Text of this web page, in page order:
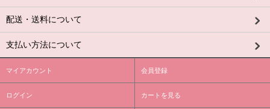
配送・送料について
支払い方法について
マイアカウント 会員登録
ログイン カートを見る